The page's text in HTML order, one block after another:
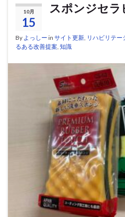
10月
15
スポンジセラ
By よっしー in サイト更新 リハビリテー
るある改善提案 知識